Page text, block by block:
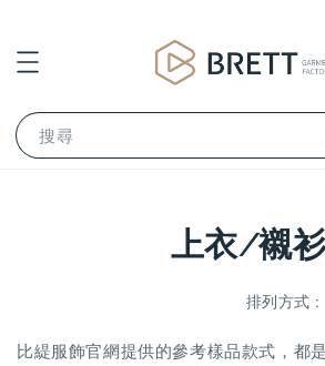
搜尋
上衣/襯
排列方式 :
比緹服飾官網提供的參考樣品款式，都